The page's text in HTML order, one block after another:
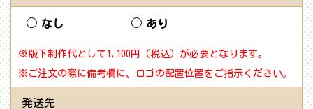
なし あり
※版下制作代として1,100円（税込）が必要となります。
※ご注文の際に備考欄に、ロゴの配置位置をご指示ください。
発送先